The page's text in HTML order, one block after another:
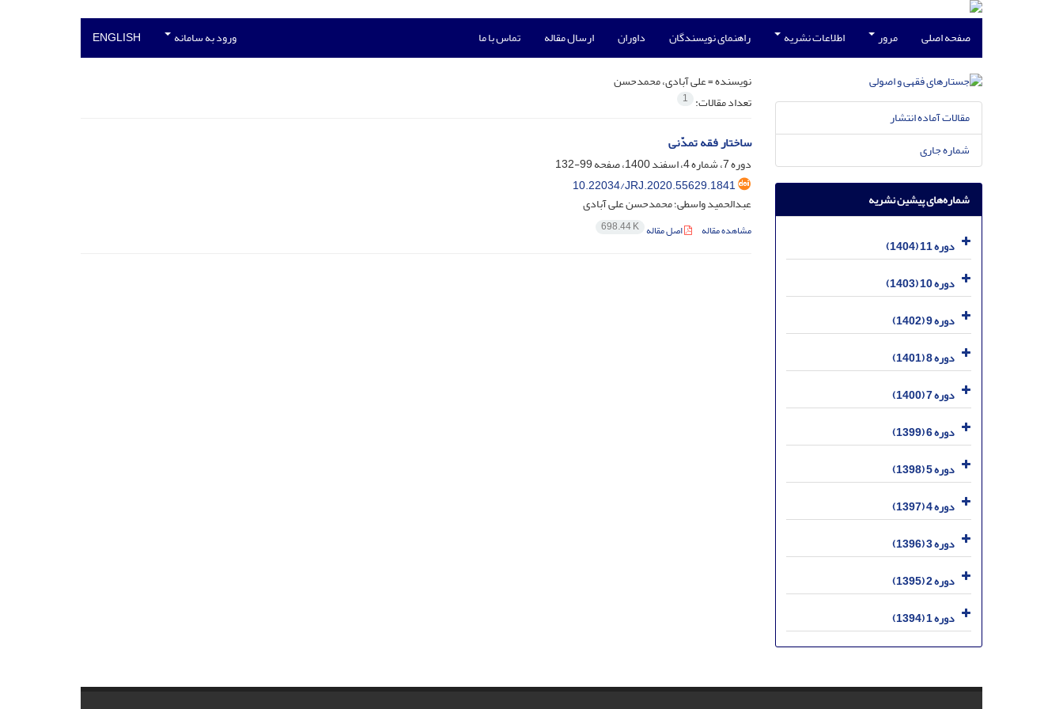
صفحه اصلی مرور اطلاعات نشریه راهنمای نویسندگان داوران ارسال مقاله تماس با ما ورود به سامانه ENGLISH
نویسنده =علی آبادی، محمدحسن
تعداد مقالات: 1
ساختار فقه تمدّنی
دوره 7، شماره 4، اسفند 1400، صفحه
99-132
10.22034/JRJ.2020.55629.1841
عبدالحمید واسطی؛ محمدحسن علی آبادی
مشاهده مقاله اصل مقاله 698.44 K
مقالات آماده انتشار
شماره جاری
شماره‌های پیشین نشریه
دوره 11 (1404)
دوره 10 (1403)
دوره 9 (1402)
دوره 8 (1401)
دوره 7 (1400)
دوره 6 (1399)
دوره 5 (1398)
دوره 4 (1397)
دوره 3 (1396)
دوره 2 (1395)
دوره 1 (1394)